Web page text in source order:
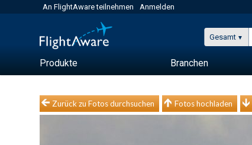
An FlightAware teilnehmen Anmelden
Gesamt
Produkte Branchen
Zurück zu Fotos durchsuchen Fotos hochladen